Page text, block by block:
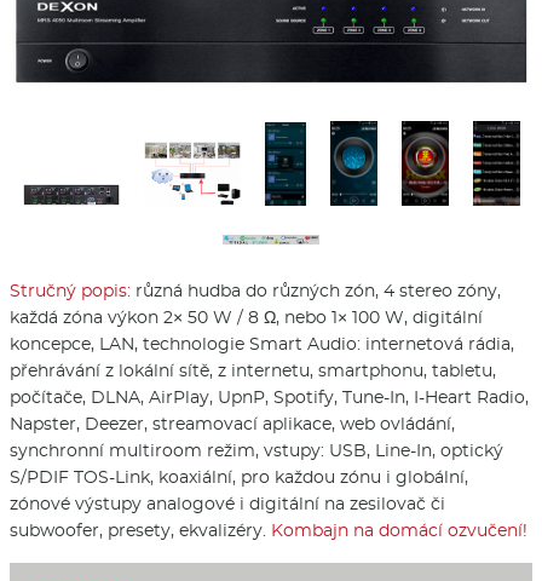
Stručný popis: různá hudba do různých zón, 4 stereo zóny,
každá zóna výkon 2× 50 W / 8 Ω, nebo 1× 100 W, digitální
koncepce, LAN, technologie Smart Audio: internetová rádia,
přehrávání z lokální sítě, z internetu, smartphonu, tabletu,
počítače, DLNA, AirPlay, UpnP, Spotify, Tune-In, I-Heart Radio,
Napster, Deezer, streamovací aplikace, web ovládání,
synchronní multiroom režim, vstupy: USB, Line-In, optický
S/PDIF TOS-Link, koaxiální, pro každou zónu i globální,
zónové výstupy analogové i digitální na zesilovač či
subwoofer, presety, ekvalizéry. Kombajn na domácí ozvučení!